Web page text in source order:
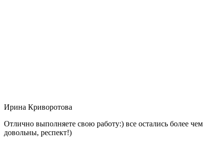
Ирина Криворотова
Отлично выполняете свою работу:) все остались более чем
довольны, респект!)